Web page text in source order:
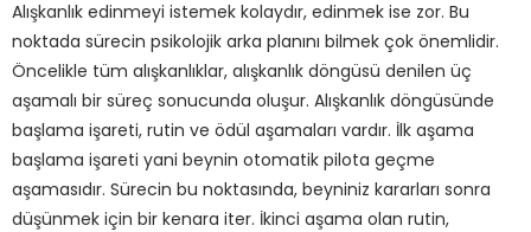
Alışkanlık edinmeyi istemek kolaydır, edinmek ise zor. Bu
noktada sürecin psikolojik arka planını bilmek çok önemlidir.
Öncelikle tüm alışkanlıklar, alışkanlık döngüsü denilen üç
aşamalı bir süreç sonucunda oluşur. Alışkanlık döngüsünde
başlama işareti, rutin ve ödül aşamaları vardır. İlk aşama
başlama işareti yani beynin otomatik pilota geçme
aşamasıdır. Sürecin bu noktasında, beyniniz kararları sonra
düşünmek için bir kenara iter. İkinci aşama olan rutin,